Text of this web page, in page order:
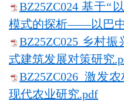
BZ25ZC024 基于“
模式的探析——以巴
BZ25ZC025 乡村
式建筑发展对策研究
BZ25ZC026 激发
现代农业研究.pdf